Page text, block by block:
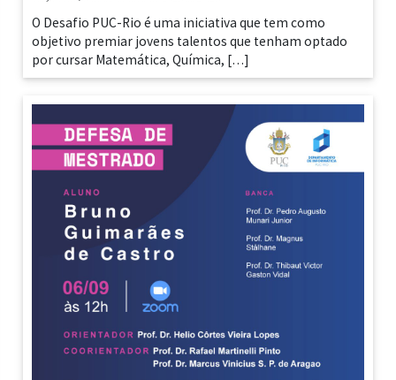
O Desafio PUC-Rio é uma iniciativa que tem como
objetivo premiar jovens talentos que tenham optado
por cursar Matemática, Química, […]